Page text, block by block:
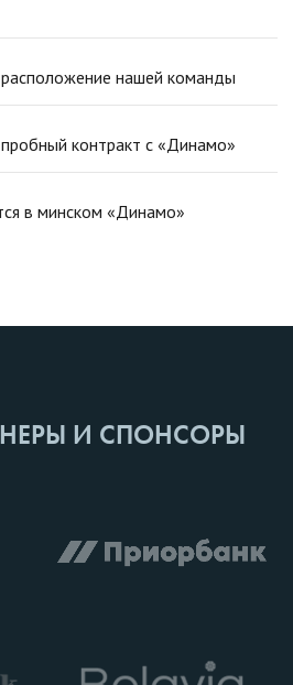
нашей команды
контракт с «Динамо»
в минском «Динамо»
И СПОНСОРЫ